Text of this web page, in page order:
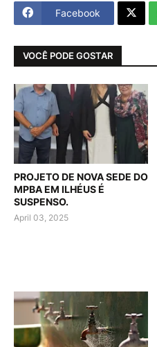
Facebook
VOCÊ PODE GOSTAR
PROJETO DE NOVA SEDE DO
MPBA EM ILHÉUS É
SUSPENSO.
April 03, 2025